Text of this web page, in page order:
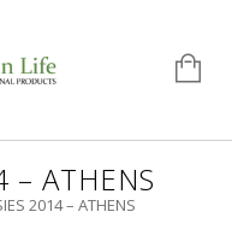
– ATHENS
2014 – ATHENS